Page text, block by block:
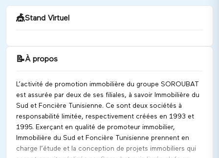
🎪Stand Virtuel
Bonjour ! Pour une assistance urgente, veuillez
📝À propos
L’activité de promotion immobilière du groupe SOROUBAT
est assurée par deux de ses filiales, à savoir Immobilière du
Sud et Foncière Tunisienne. Ce sont deux sociétés à
responsabilité limitée, respectivement créées en 1993 et
1995. Exerçant en qualité de promoteur immobilier,
Immobilière du Sud et Foncière Tunisienne prennent en
charge l’étude et la conception de projets immobiliers qui